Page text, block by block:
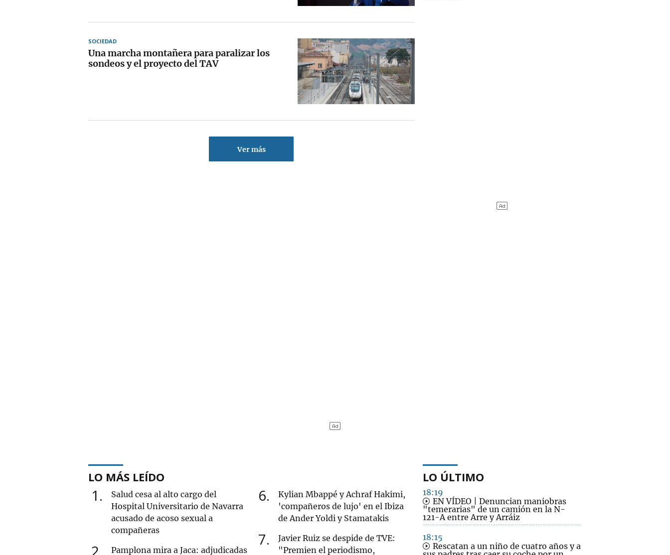
SOCIEDAD
Una marcha montañera para paralizar los
sondeos y el proyecto del TAV
Ver más
LO MÁS LEÍDO
1
Salud cesa al alto cargo del
Hospital Universitario de Navarra
acusado de acoso sexual a
compañeras
2 Pamplona mira a Jaca: adjudicadas
6
Kylian Mbappé y Achraf Hakimi,
'compañeros de lujo' en el Ibiza
de Ander Yoldi y Stamatakis
7
Javier Ruiz se despide de TVE:
"Premien el periodismo,
LO ÚLTIMO
18:19
EN VÍDEO | Denuncian maniobras
"temerarias" de un camión en la N-
121-A entre Arre y Arráiz
18:15
Rescatan a un niño de cuatro años y a